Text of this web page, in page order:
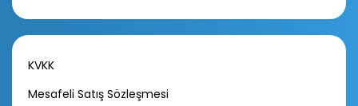
KVKK
Mesafeli Satış Sözleşmesi